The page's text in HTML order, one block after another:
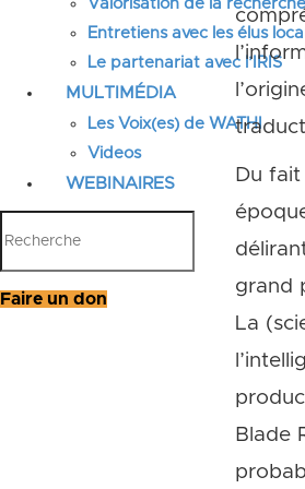
Valorisation de la
Entretiens avec les élus
Le partenariat avec l’IRIS
MULTIMÉDIA
Les Voix(es) de WATHI
Videos
WEBINAIRES
Faire un don
Du
grand
La
Blade